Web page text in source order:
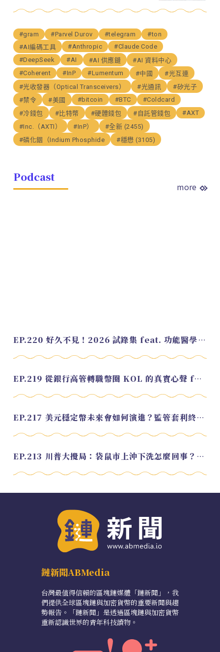
#gram #Parvel Durov #telegram
#ton
#AI編碼工具
#Anthropic
#Claude Code
#DeepSeek
#AI #AI 供應鏈
#AI 資料中心
#Coherent
#InP #Lumentum #中國
#光互連
#光收發器（Optical Transceivers）
#光通訊
#矽光子
#禁令
#美國 #bitcoin #BTC
#Coldcard
#冷錢包
#比特幣 #硬體錢包 #自託管錢包
#AXT
#Inc.（AXTI）
#InP）
#全新 (2455)
#磷化銦（Indium Phosphide
#穩懋 (3105)
Podcast
more
EP.220 好久不見！2026 試錄集 feat. 功能醫學營養師 美寶
EP.219 從銀行高管轉職幣圈 KOL 的真實心聲 feat.龜大
EP.217 美元穩定幣未來會如何演進？監管套利終將收斂？feat. 研究員 余哲安
EP.213 川普大攪局：袋鼠市上沖下洗怎麼回事？feat. Alvin
鏈新聞ABMedia
台灣最值得信賴的區塊鏈媒體「鏈新聞」，我
們提供全球區塊鏈與加密貨幣的重要新聞與趨
勢報告。「鏈新聞」是透過區塊鏈與加密貨幣
重新認識世界的青年科技讀物。